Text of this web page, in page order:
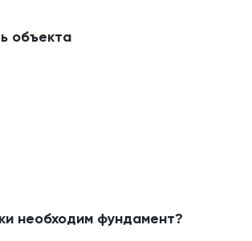
объекта
необходим фундамент?